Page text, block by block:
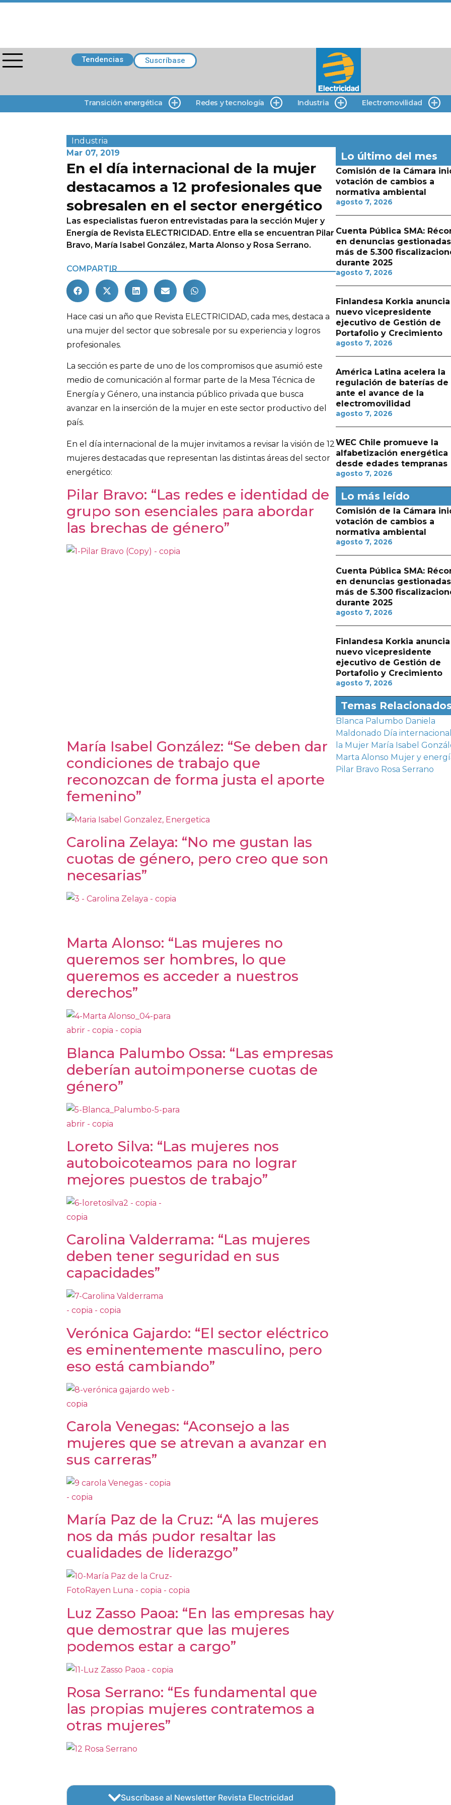
Tendencias Suscríbase
Transición energética Redes y tecnología Industria Electromovilidad
Industria
Mar 07, 2019
En el día internacional de la mujer
destacamos a 12 profesionales que
sobresalen en el sector energético
Las especialistas fueron entrevistadas para la sección Mujer y
Energía de Revista ELECTRICIDAD. Entre ella se encuentran Pilar
Bravo, María Isabel González, Marta Alonso y Rosa Serrano.
COMPARTIR
Hace casi un año que Revista ELECTRICIDAD, cada mes, destaca a
una mujer del sector que sobresale por su experiencia y logros
profesionales.
La sección es parte de uno de los compromisos que asumió este
medio de comunicación al formar parte de la Mesa Técnica de
Energía y Género, una instancia público privada que busca
avanzar en la inserción de la mujer en este sector productivo del
país.
En el día internacional de la mujer invitamos a revisar la visión de 12
mujeres destacadas que representan las distintas áreas del sector
energético:
Pilar Bravo: “Las redes e identidad de
grupo son esenciales para abordar
las brechas de género”
María Isabel González: “Se deben dar
condiciones de trabajo que
reconozcan de forma justa el aporte
femenino”
Carolina Zelaya: “No me gustan las
cuotas de género, pero creo que son
necesarias”
Marta Alonso: “Las mujeres no
queremos ser hombres, lo que
queremos es acceder a nuestros
derechos”
Blanca Palumbo Ossa: “Las empresas
deberían autoimponerse cuotas de
género”
Loreto Silva: “Las mujeres nos
autoboicoteamos para no lograr
mejores puestos de trabajo”
Carolina Valderrama: “Las mujeres
deben tener seguridad en sus
capacidades”
Verónica Gajardo: “El sector eléctrico
es eminentemente masculino, pero
eso está cambiando”
Carola Venegas: “Aconsejo a las
mujeres que se atrevan a avanzar en
sus carreras”
María Paz de la Cruz: “A las mujeres
nos da más pudor resaltar las
cualidades de liderazgo”
Luz Zasso Paoa: “En las empresas hay
que demostrar que las mujeres
podemos estar a cargo”
Rosa Serrano: “Es fundamental que
las propias mujeres contratemos a
otras mujeres”
Suscríbase al Newsletter Revista Electricidad
Lo último del mes
Comisión de la Cámara
votación de cambios a
normativa ambiental
agosto 7, 2026
Cuenta Pública SMA:
en denuncias
más de 5.300
durante 2025
agosto 7, 2026
Finlandesa Korkia anuncia
nuevo vicepresidente
ejecutivo de Gestión de
Portafolio y Crecimiento
agosto 7, 2026
América Latina acelera la
regulación de baterías
ante el avance de la
electromovilidad
agosto 7, 2026
WEC Chile promueve la
alfabetización energética
desde edades tempranas
agosto 7, 2026
Lo más leído
Comisión de la Cámara
votación de cambios a
normativa ambiental
agosto 7, 2026
Cuenta Pública SMA:
en denuncias
más de 5.300
durante 2025
agosto 7, 2026
Finlandesa Korkia anuncia
nuevo vicepresidente
ejecutivo de Gestión de
Portafolio y Crecimiento
agosto 7, 2026
Temas Relacionados
Blanca Palumbo Daniela
Maldonado Día
la Mujer María Isabel
Marta Alonso Mujer y
Pilar Bravo Rosa Serrano